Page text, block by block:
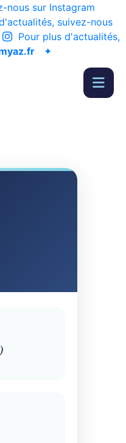
nous sur Instagram
suivez-nous
Pour plus d'actualités,
✦